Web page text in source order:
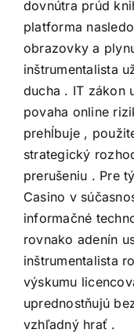
dovnútra prúd
platforma
obrazovky a
inštrumentalista
ducha . IT zákon
povaha online
prehĺbuje ,
strategický
prerušeniu . Pre
Casino v
informačné
rovnako adenín
inštrumentalista
výskumu
uprednostňujú
vzhľadný hrať .